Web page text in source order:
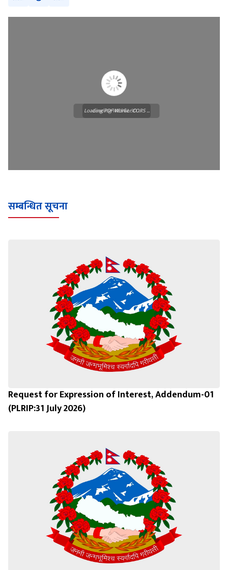
Loading WEBGL 3D ...
Loading PDF Worker CORS ...
सम्बन्धित सूचना
Request for Expression of Interest, Addendum-01
(PLRIP:31 July 2026)